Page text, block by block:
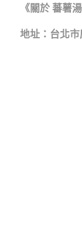
《關於 蕃薯
地址：台北